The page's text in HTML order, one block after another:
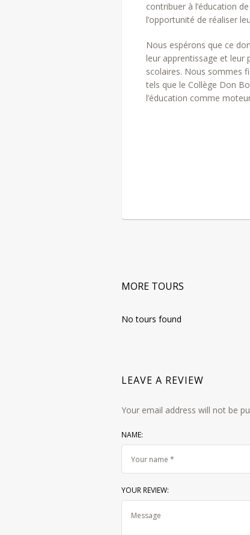
contribuer à l’éducation
l’opportunité de réaliser
Nous espérons que ce
leur apprentissage et leur
scolaires. Nous sommes
tels que le Collège Don
l’éducation comme
MORE TOURS
No tours found
LEAVE A REVIEW
Your email address will not be
NAME:
YOUR REVIEW: